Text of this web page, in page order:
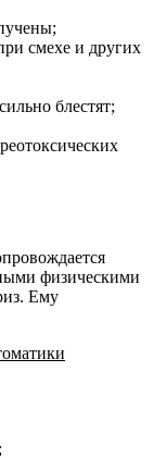
смехе и других
блестят;
физическими
Ему